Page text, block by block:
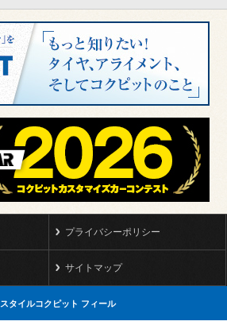
プライバシーポリシー
サイトマップ
スタイルコクピット フィール